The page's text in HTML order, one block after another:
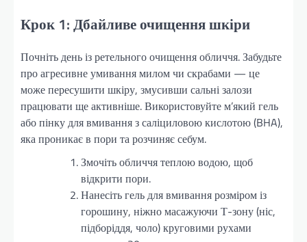
Крок 1: Дбайливе очищення шкіри
Почніть день із ретельного очищення обличчя. Забудьте
про агресивне умивання милом чи скрабами — це
може пересушити шкіру, змусивши сальні залози
працювати ще активніше. Використовуйте м’який гель
або пінку для вмивання з саліциловою кислотою (BHA),
яка проникає в пори та розчиняє себум.
Змочіть обличчя теплою водою, щоб
відкрити пори.
Нанесіть гель для вмивання розміром із
горошину, ніжно масажуючи Т-зону (ніс,
підборіддя, чоло) круговими рухами